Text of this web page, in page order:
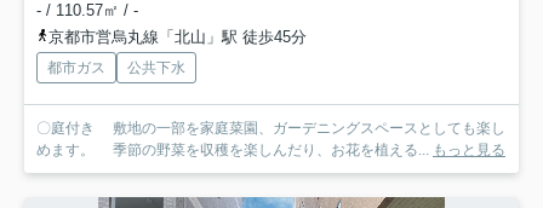
- / 110.57㎡ / -
京都市営烏丸線「北山」駅 徒歩45分
都市ガス 公共下水
〇庭付き 敷地の一部を家庭菜園、ガーデニングスペースとしても楽し
めます。 季節の野菜を収穫を楽しんだり、お花を植える... もっと見る